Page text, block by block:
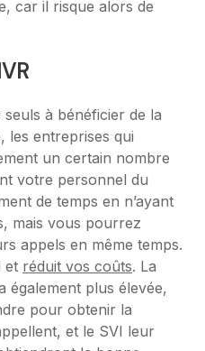
car il risque alors de
à bénéficier de la
les entreprises qui
un certain nombre
votre personnel du
de temps en n’ayant
mais vous pourrez
appels en même temps.
et réduit vos coûts. La
également plus élevée,
pour obtenir la
et le SVI leur